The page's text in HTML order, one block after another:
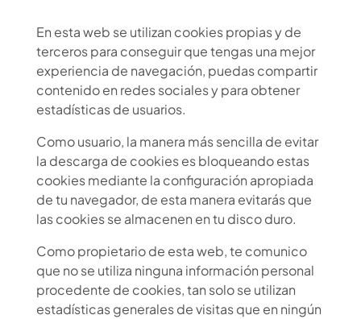
En esta web se utilizan cookies propias y de
terceros para conseguir que tengas una mejor
experiencia de navegación, puedas compartir
contenido en redes sociales y para obtener
estadísticas de usuarios.
Como usuario, la manera más sencilla de evitar
la descarga de cookies es bloqueando estas
cookies mediante la configuración apropiada
de tu navegador, de esta manera evitarás que
las cookies se almacenen en tu disco duro.
Como propietario de esta web, te comunico
que no se utiliza ninguna información personal
procedente de cookies, tan solo se utilizan
estadísticas generales de visitas que en ningún